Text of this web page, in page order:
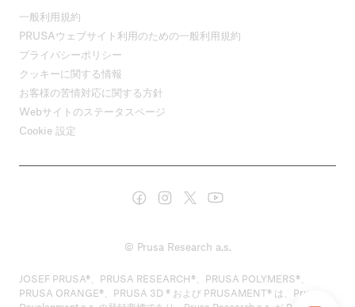
一般利用規約
PRUSAウェブサイト利用のための一般利用規約
プライバシーポリシー
クッキーに関する情報
お客様の苦情対応に関する方針
Webサイトのステータスページ
Cookie 設定
© Prusa Research a.s.
JOSEF PRUSA®、PRUSA RESEARCH®、PRUSA POLYMERS®、
PRUSA ORANGE®、PRUSA 3D ® および PRUSAMENT® は、Prusa